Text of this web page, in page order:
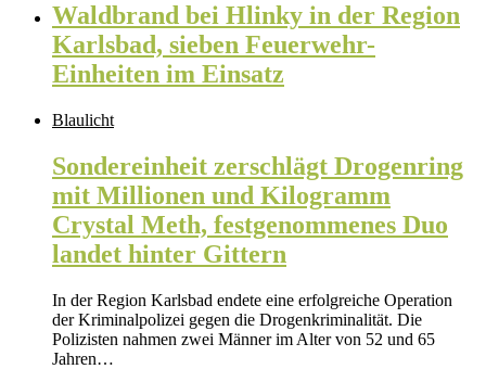
Waldbrand bei Hlinky in der Region
Karlsbad, sieben Feuerwehr-
Einheiten im Einsatz
Blaulicht
Sondereinheit zerschlägt Drogenring
mit Millionen und Kilogramm
Crystal Meth, festgenommenes Duo
landet hinter Gittern
In der Region Karlsbad endete eine erfolgreiche Operation
der Kriminalpolizei gegen die Drogenkriminalität. Die
Polizisten nahmen zwei Männer im Alter von 52 und 65
Jahren…